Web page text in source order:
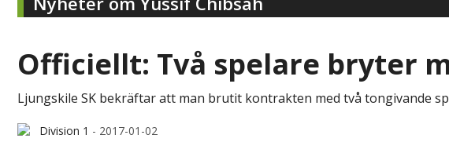
Officiellt: Två spelare bryter
Ljungskile SK bekräftar att man brutit kontrakten med två tongivande
Division 1 - 2017-01-02